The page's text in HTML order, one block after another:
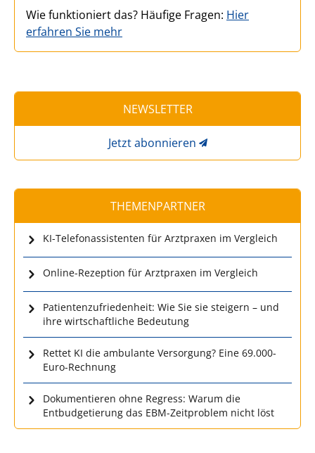
Wie funktioniert das? Häufige Fragen: Hier
erfahren Sie mehr
NEWSLETTER
Jetzt abonnieren
THEMENPARTNER
KI-Telefonassistenten für Arztpraxen im Vergleich
Online-Rezeption für Arztpraxen im Vergleich
Patientenzufriedenheit: Wie Sie sie steigern – und
ihre wirtschaftliche Bedeutung
Rettet KI die ambulante Versorgung? Eine 69.000-
Euro-Rechnung
Dokumentieren ohne Regress: Warum die
Entbudgetierung das EBM-Zeitproblem nicht löst